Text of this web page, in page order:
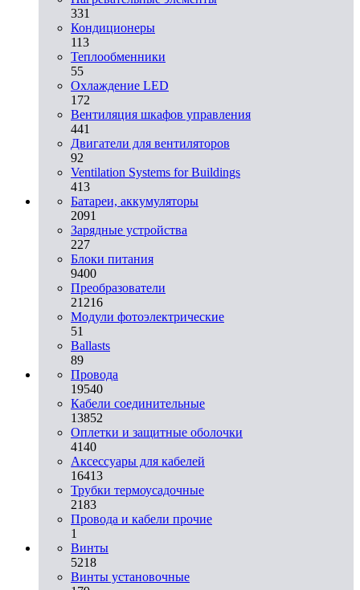
331
Кондиционеры
113
Теплообменники
55
Охлаждение LED
172
Вентиляция шкафов управления
441
Двигатели для вентиляторов
92
Ventilation Systems for Buildings
413
Батареи, аккумуляторы
2091
Зарядные устройства
227
Блоки питания
9400
Преобразователи
21216
Модули фотоэлектрические
51
Ballasts
89
Провода
19540
Кабели соединительные
13852
Оплетки и защитные оболочки
4140
Аксессуары для кабелей
16413
Трубки термоусадочные
2183
Провода и кабели прочие
1
Винты
5218
Винты установочные